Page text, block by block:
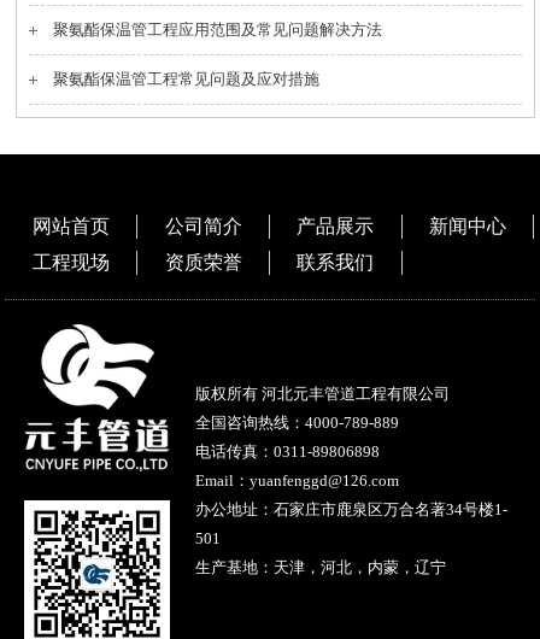
聚氨酯保温管工程应用范围及常见问题解决方法
聚氨酯保温管工程常见问题及应对措施
网站首页 公司简介 产品展示
新闻中心
工程现场
资质荣誉 联系我们
版权所有 河北元丰管道工程有限公司
全国咨询热线： 4000-789-889
电话传真：0311-89806898
Email：yuanfenggd@126.com
办公地址：石家庄市鹿泉区万合名著34号楼1-
501
生产基地：天津，河北，内蒙，辽宁